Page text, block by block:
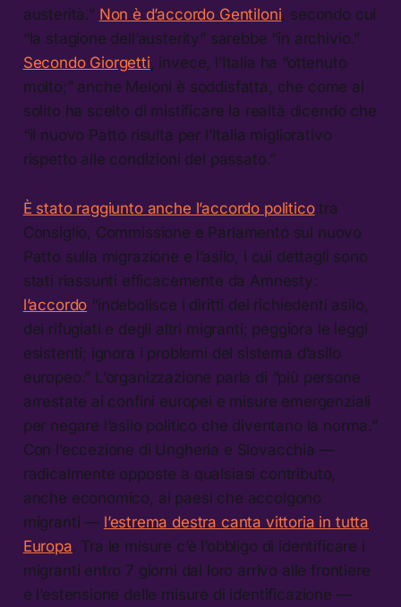
austerità.” Non è d’accordo Gentiloni , secondo cui
“la stagione dell’austerity” sarebbe “in archivio.”
Secondo Giorgetti , invece, l’Italia ha “ottenuto
molto;” anche Meloni è soddisfatta, che come al
solito ha scelto di mistificare la realtà dicendo che
“il nuovo Patto risulta per l’Italia migliorativo
rispetto alle condizioni del passato.”
È stato raggiunto anche l’accordo politicotra
Consiglio, Commissione e Parlamento sul nuovo
Patto sulla migrazione e l’asilo, i cui dettagli sono
stati riassunti efficacemente da Amnesty:
l’accordo “indebolisce i diritti dei richiedenti asilo,
dei rifugiati e degli altri migranti; peggiora le leggi
esistenti; ignora i problemi del sistema d’asilo
europeo.” L’organizzazione parla di “più persone
arrestate ai confini europei e misure emergenziali
per negare l’asilo politico che diventano la norma.”
Con l’eccezione di Ungheria e Slovacchia —
radicalmente opposte a qualsiasi contributo,
anche economico, ai paesi che accolgono
migranti — l’estrema destra canta vittoria in tutta
Europa. Tra le misure c’è l’obbligo di identificare i
migranti entro 7 giorni dal loro arrivo alle frontiere
e l’estensione delle misure di identificazione —